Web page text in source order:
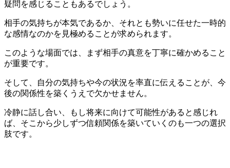
疑問を感じることもあるでしょう。
相手の気持ちが本気であるか、それとも勢いに任せた一時的
な感情なのかを見極めることが求められます。
このような場面では、まず相手の真意を丁寧に確かめること
が重要です。
そして、自分の気持ちや今の状況を率直に伝えることが、今
後の関係性を築くうえで欠かせません。
冷静に話し合い、もし将来に向けて可能性があると感じれ
ば、そこから少しずつ信頼関係を築いていくのも一つの選択
肢です。